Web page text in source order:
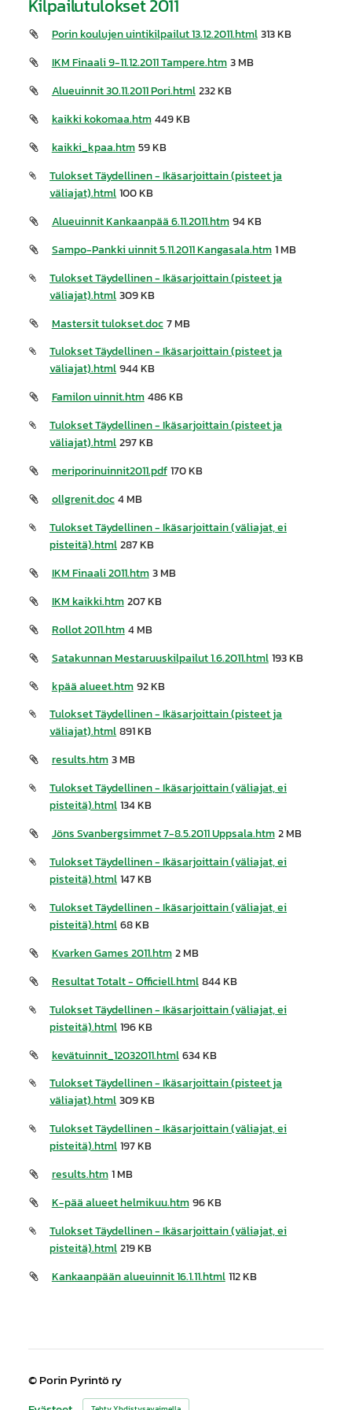
Porin koulujen uintikilpailut 13.12.2011.html 313 KB
IKM Finaali 9-11.12.2011 Tampere.htm 3 MB
Alueuinnit 30.11.2011 Pori.html 232 KB
kaikki kokomaa.htm 449 KB
kaikki_kpaa.htm 59 KB
Tulokset Täydellinen - Ikäsarjoittain (pisteet ja
väliajat).html 100 KB
Alueuinnit Kankaanpää 6.11.2011.htm 94 KB
Sampo-Pankki uinnit 5.11.2011 Kangasala.htm 1 MB
Tulokset Täydellinen - Ikäsarjoittain (pisteet ja
väliajat).html 309 KB
Mastersit tulokset.doc 7 MB
Tulokset Täydellinen - Ikäsarjoittain (pisteet ja
väliajat).html 944 KB
Familon uinnit.htm 486 KB
Tulokset Täydellinen - Ikäsarjoittain (pisteet ja
väliajat).html 297 KB
meriporinuinnit2011.pdf 170 KB
ollgrenit.doc 4 MB
Tulokset Täydellinen - Ikäsarjoittain (väliajat, ei
pisteitä).html 287 KB
IKM Finaali 2011.htm 3 MB
IKM kaikki.htm 207 KB
Rollot 2011.htm 4 MB
Satakunnan Mestaruuskilpailut 1.6.2011.html 193 KB
kpää alueet.htm 92 KB
Tulokset Täydellinen - Ikäsarjoittain (pisteet ja
väliajat).html 891 KB
results.htm 3 MB
Tulokset Täydellinen - Ikäsarjoittain (väliajat, ei
pisteitä).html 134 KB
Jöns Svanbergsimmet 7-8.5.2011 Uppsala.htm 2 MB
Tulokset Täydellinen - Ikäsarjoittain (väliajat, ei
pisteitä).html 147 KB
Tulokset Täydellinen - Ikäsarjoittain (väliajat, ei
pisteitä).html 68 KB
Kvarken Games 2011.htm 2 MB
Resultat Totalt - Officiell.html 844 KB
Tulokset Täydellinen - Ikäsarjoittain (väliajat, ei
pisteitä).html 196 KB
kevätuinnit_12032011.html 634 KB
Tulokset Täydellinen - Ikäsarjoittain (pisteet ja
väliajat).html 309 KB
Tulokset Täydellinen - Ikäsarjoittain (väliajat, ei
pisteitä).html 197 KB
results.htm 1 MB
K-pää alueet helmikuu.htm 96 KB
Tulokset Täydellinen - Ikäsarjoittain (väliajat, ei
pisteitä).html 219 KB
Kankaanpään alueuinnit 16.1.11.html 112 KB
©Porin Pyrintö ry